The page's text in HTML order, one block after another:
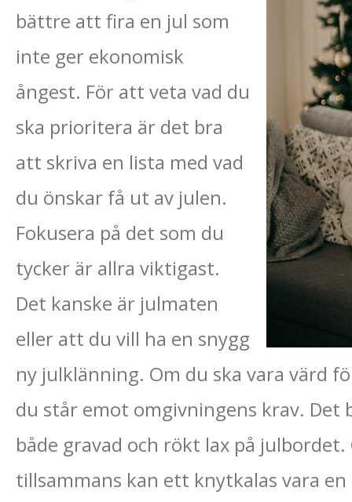
bättre att fira en jul som
inte ger ekonomisk
ångest. För att veta vad du
ska prioritera är det bra
att skriva en lista med vad
du önskar få ut av julen.
Fokusera på det som du
tycker är allra viktigast.
Det kanske är julmaten
eller att du vill ha en snygg
ny julklänning. Om du ska vara värd
du står emot omgivningens krav.
både gravad och rökt lax på
tillsammans kan ett knytkalas vara